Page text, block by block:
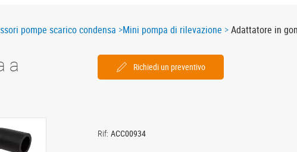
pompe scarico condensa Mini pompa di rilevazione Adattatore in
a
Richiedi un preventivo
Rif: ACC00934